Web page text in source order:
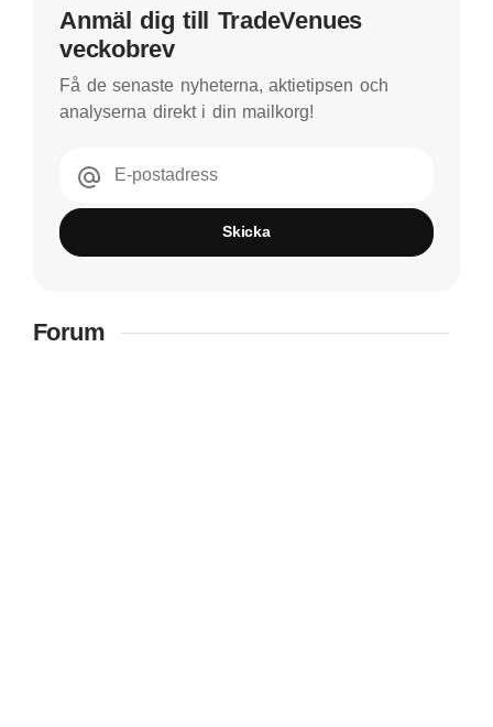
Anmäl dig till TradeVenues
veckobrev
Få de senaste nyheterna, aktietipsen och
analyserna direkt i din mailkorg!
E-postadress
Skicka
Forum